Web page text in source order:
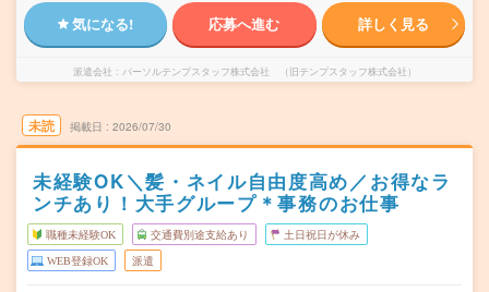
気になる! 応募へ進む 詳しく見る
派遣会社 パーソルテンプスタッフ株式会社 （旧テンプスタッフ株式会社）
未読 掲載日 2026/07/30
未経験OK＼髪・ネイル自由度高め／お得なラ
ンチあり！大手グループ＊事務のお仕事
職種未経験OK 交通費別途支給あり 土日祝日が休み
WEB登録OK 派遣